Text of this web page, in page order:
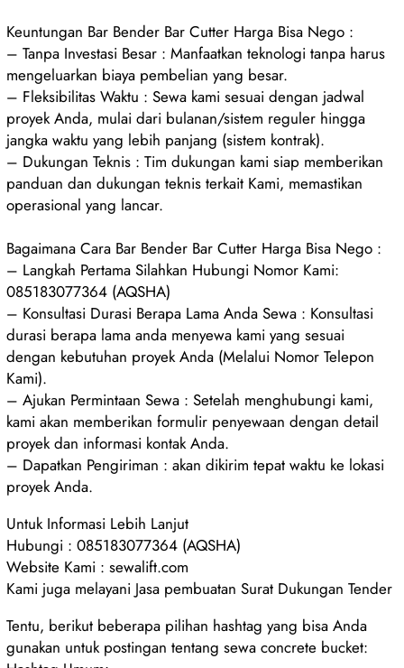
Keuntungan Bar Bender Bar Cutter Harga Bisa Nego :
– Tanpa Investasi Besar : Manfaatkan teknologi tanpa harus
mengeluarkan biaya pembelian yang besar.
– Fleksibilitas Waktu : Sewa kami sesuai dengan jadwal
proyek Anda, mulai dari bulanan/sistem reguler hingga
jangka waktu yang lebih panjang (sistem kontrak).
– Dukungan Teknis : Tim dukungan kami siap memberikan
panduan dan dukungan teknis terkait Kami, memastikan
operasional yang lancar.
Bagaimana Cara Bar Bender Bar Cutter Harga Bisa Nego :
– Langkah Pertama Silahkan Hubungi Nomor Kami:
085183077364 (AQSHA)
– Konsultasi Durasi Berapa Lama Anda Sewa : Konsultasi
durasi berapa lama anda menyewa kami yang sesuai
dengan kebutuhan proyek Anda (Melalui Nomor Telepon
Kami).
– Ajukan Permintaan Sewa : Setelah menghubungi kami,
kami akan memberikan formulir penyewaan dengan detail
proyek dan informasi kontak Anda.
– Dapatkan Pengiriman : akan dikirim tepat waktu ke lokasi
proyek Anda.
Untuk Informasi Lebih Lanjut
Hubungi : 085183077364 (AQSHA)
Website Kami : sewalift.com
Kami juga melayani Jasa pembuatan Surat Dukungan Tender
Tentu, berikut beberapa pilihan hashtag yang bisa Anda
gunakan untuk postingan tentang sewa concrete bucket: